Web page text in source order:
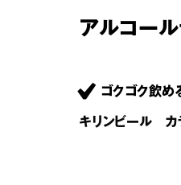
アルコー
ゴクゴク飲め
キリンビール カ